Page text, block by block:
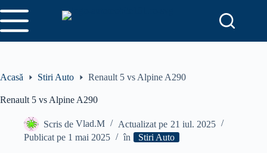
la
conținut
Acasă Stiri Auto Renault 5 vs Alpine A290
Renault 5 vs Alpine A290
Scris de Vlad.M Actualizat pe 21 iul. 2025
Publicat pe 1 mai 2025 în Stiri Auto